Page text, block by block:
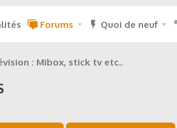
Forums Quoi de neuf
: Mibox, stick tv etc..